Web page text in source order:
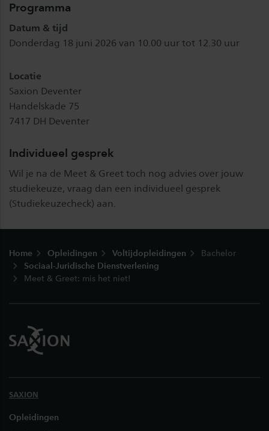
Programma
Datum & tijd
Donderdag 18 juni 2026 van 10.00 uur tot 12.30 uur
Locatie
Saxion Deventer
Handelskade 75
7417 DH Deventer
Individueel gesprek
Wil je na de Meet & Greet toch nog advies over jouw
studiekeuze, vraag dan een individueel gesprek
(Studiekeuzecheck) aan.
Home Opleidingen Voltijdopleidingen
Bachelor
Sociaal-Juridische Dienstverlening
Meet & Greet: mis het niet!
SAXION
Opleidingen